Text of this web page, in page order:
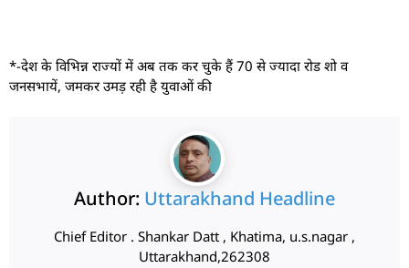
*-देश के विभिन्न राज्यों में अब तक कर चुके हैं 70 से ज्यादा रोड शो व
जनसभायें, जमकर उमड़ रही है युवाओं की
Author: Uttarakhand Headline
Chief Editor . Shankar Datt , Khatima, u.s.nagar ,
Uttarakhand,262308